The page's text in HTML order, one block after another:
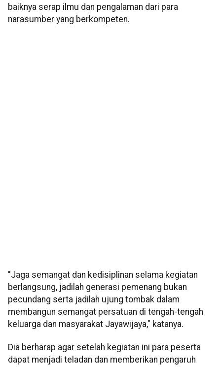
baiknya serap ilmu dan pengalaman dari para
narasumber yang berkompeten.
"Jaga semangat dan kedisiplinan selama kegiatan
berlangsung, jadilah generasi pemenang bukan
pecundang serta jadilah ujung tombak dalam
membangun semangat persatuan di tengah-tengah
keluarga dan masyarakat Jayawijaya," katanya.
Dia berharap agar setelah kegiatan ini para peserta
dapat menjadi teladan dan memberikan pengaruh